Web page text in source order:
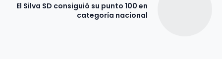
El Silva SD consiguió su punto 100 en
categoría nacional